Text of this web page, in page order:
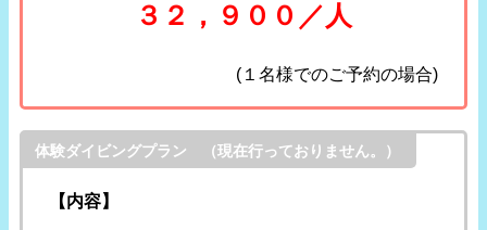
３２，９００／人
(１名様でのご予約の場合)
体験ダイビングプラン （現在行っておりません。）
【内容】